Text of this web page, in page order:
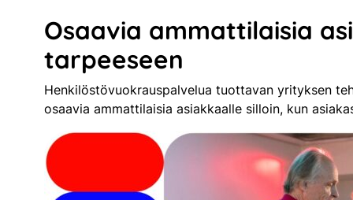
Osaavia ammattilaisia
tarpeeseen
Henkilöstövuokrauspalvelua tuottavan yrityksen
osaavia ammattilaisia asiakkaalle silloin, kun